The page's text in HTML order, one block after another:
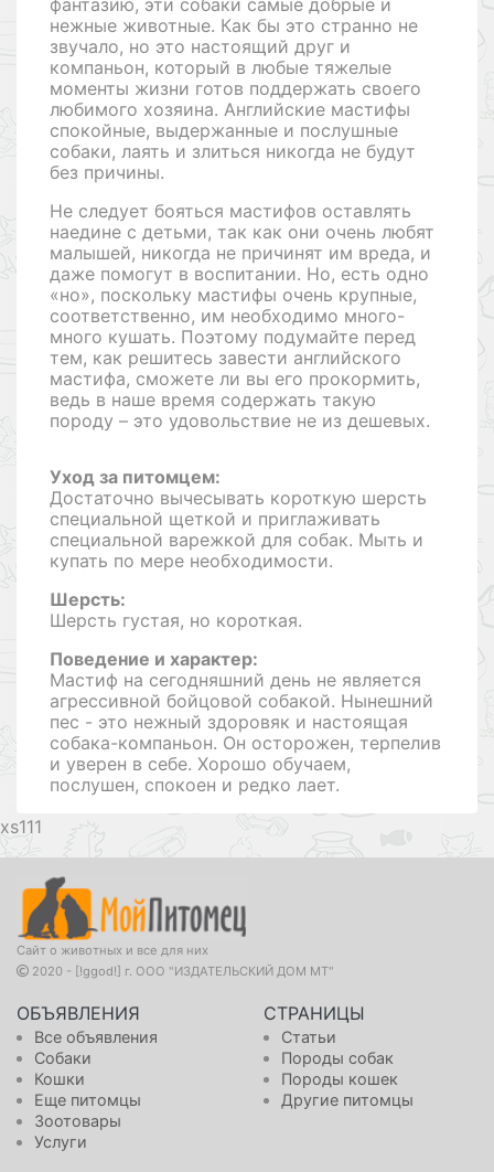
нежные животные. Как бы это странно не
звучало, но это настоящий друг и
компаньон, который в любые тяжелые
моменты жизни готов поддержать своего
любимого хозяина. Английские мастифы
спокойные, выдержанные и послушные
собаки, лаять и злиться никогда не будут
без причины.
Не следует бояться мастифов оставлять
наедине с детьми, так как они очень любят
малышей, никогда не причинят им вреда, и
даже помогут в воспитании. Но, есть одно
«но», поскольку мастифы очень крупные,
соответственно, им необходимо много-
много кушать. Поэтому подумайте перед
тем, как решитесь завести английского
мастифа, сможете ли вы его прокормить,
ведь в наше время содержать такую
породу – это удовольствие не из дешевых.
Уход за питомцем:
Достаточно вычесывать короткую шерсть
специальной щеткой и приглаживать
специальной варежкой для собак. Мыть и
купать по мере необходимости.
Шерсть:
Шерсть густая, но короткая.
Поведение и характер:
Мастиф на сегодняшний день не является
агрессивной бойцовой собакой. Нынешний
пес - это нежный здоровяк и настоящая
собака-компаньон. Он осторожен, терпелив
и уверен в себе. Хорошо обучаем,
послушен, спокоен и редко лает.
111
Сайт о животных и все для них
2020 - [!ggod!] г. ООО "ИЗДАТЕЛЬСКИЙ ДОМ МТ"
ОБЪЯВЛЕНИЯ
Все объявления
Собаки
Кошки
Еще питомцы
Зоотовары
Услуги
СТРАНИЦЫ
Статьи
Породы собак
Породы кошек
Другие питомцы